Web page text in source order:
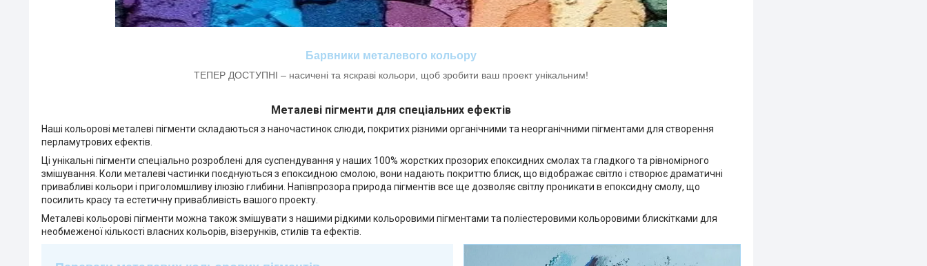
Барвники металевого кольору
ТЕПЕР ДОСТУПНІ – насичені та яскраві кольори, щоб зробити ваш проект унікальним!
Металеві пігменти для спеціальних ефектів
Наші кольорові металеві пігменти складаються з наночастинок слюди, покритих різними органічними та неорганічними пігментами для створення
перламутрових ефектів.
Ці унікальні пігменти спеціально розроблені для суспендування у наших 100% жорстких прозорих епоксидних смолах та гладкого та рівномірного
змішування. Коли металеві частинки поєднуються з епоксидною смолою, вони надають покриттю блиск, що відображає світло і створює драматичні
привабливі кольори і приголомшливу ілюзію глибини. Напівпрозора природа пігментів все ще дозволяє світлу проникати в епоксидну смолу, що
посилить красу та естетичну привабливість вашого проекту.
Металеві кольорові пігменти можна також змішувати з нашими рідкими кольоровими пігментами та поліестеровими кольоровими блискітками для
необмеженої кількості власних кольорів, візерунків, стилів та ефектів.